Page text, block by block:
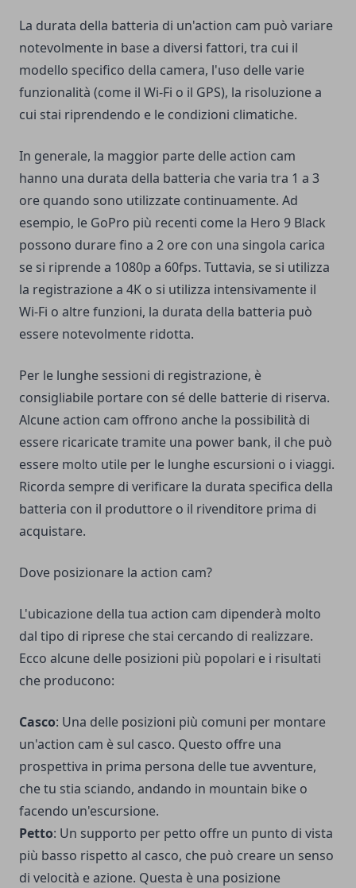
La durata della batteria di un'action cam può variare
notevolmente in base a diversi fattori, tra cui il
modello specifico della camera, l'uso delle varie
funzionalità (come il Wi-Fi o il GPS), la risoluzione a
cui stai riprendendo e le condizioni climatiche.
In generale, la maggior parte delle action cam
hanno una durata della batteria che varia tra 1 a 3
ore quando sono utilizzate continuamente. Ad
esempio, le GoPro più recenti come la Hero 9 Black
possono durare fino a 2 ore con una singola carica
se si riprende a 1080p a 60fps. Tuttavia, se si utilizza
la registrazione a 4K o si utilizza intensivamente il
Wi-Fi o altre funzioni, la durata della batteria può
essere notevolmente ridotta.
Per le lunghe sessioni di registrazione, è
consigliabile portare con sé delle batterie di riserva.
Alcune action cam offrono anche la possibilità di
essere ricaricate tramite una power bank, il che può
essere molto utile per le lunghe escursioni o i viaggi.
Ricorda sempre di verificare la durata specifica della
batteria con il produttore o il rivenditore prima di
acquistare.
Dove posizionare la action cam?
L'ubicazione della tua action cam dipenderà molto
dal tipo di riprese che stai cercando di realizzare.
Ecco alcune delle posizioni più popolari e i risultati
che producono:
Casco: Una delle posizioni più comuni per montare
un'action cam è sul casco. Questo offre una
prospettiva in prima persona delle tue avventure,
che tu stia sciando, andando in mountain bike o
facendo un'escursione.
Petto: Un supporto per petto offre un punto di vista
più basso rispetto al casco, che può creare un senso
di velocità e azione. Questa è una posizione